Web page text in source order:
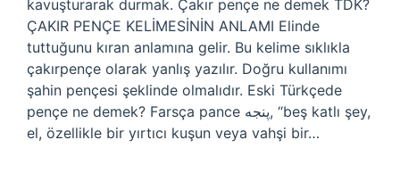
kavuşturarak durmak. Çakır pençe ne demek TDK?
ÇAKIR PENÇE KELİMESİNİN ANLAMI Elinde
tuttuğunu kıran anlamına gelir. Bu kelime sıklıkla
çakırpençe olarak yanlış yazılır. Doğru kullanımı
şahin pençesi şeklinde olmalıdır. Eski Türkçede
pençe ne demek? Farsça pance پنجه, “beş katlı şey,
el, özellikle bir yırtıcı kuşun veya vahşi bir…